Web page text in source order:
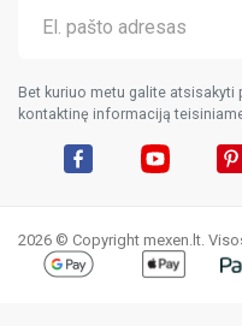
Bet kuriuo metu galite
kontaktinę informaciją
2026 © Copyright mexen.lt.